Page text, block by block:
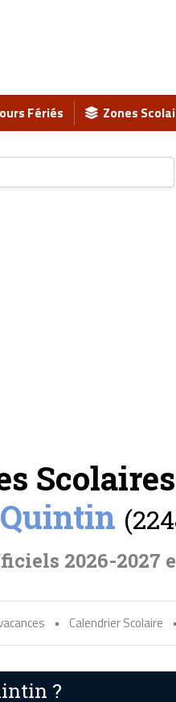
Fériés Zones
Scolaires
2026-2027
• Calendrier Scolaire •
?